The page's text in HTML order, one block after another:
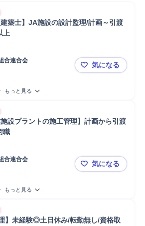
築士】JA施設の設計監理/計画～引渡
上
合連合会
岡山【JA全
気になる
もっと見る
設プラントの施工管理】計画から引渡
職
合連合会
岡山【JA全
気になる
もっと見る
】未経験◎土日休み/転勤無し/資格取